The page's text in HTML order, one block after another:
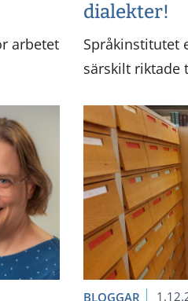
arbetet
dialekter!
Språkinstitutet
särskilt riktade
BLOGGAR